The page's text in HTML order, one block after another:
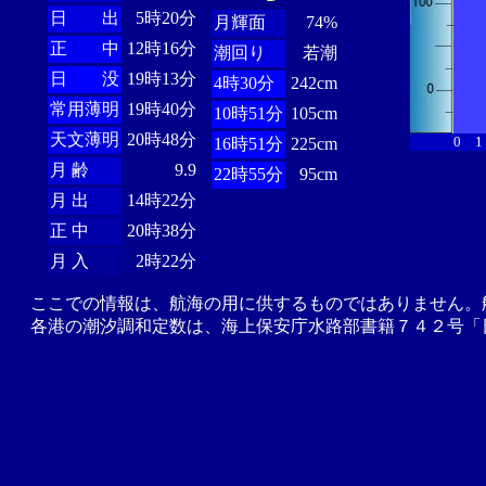
日 出
5時20分
正 中 12時16分
日 没 19時13分
常用薄明 19時40分
天文薄明 20時48分
月 齢
9.9
月 出
14時22分
正 中
20時38分
月 入
2時22分
月輝面
74%
潮回り
若潮
4時30分
242cm
10時51分 105cm
16時51分 225cm
22時55分
95cm
0 1
ここでの情報は、航海の用に供するものではありません
各港の潮汐調和定数は、海上保安庁水路部書籍７４２号